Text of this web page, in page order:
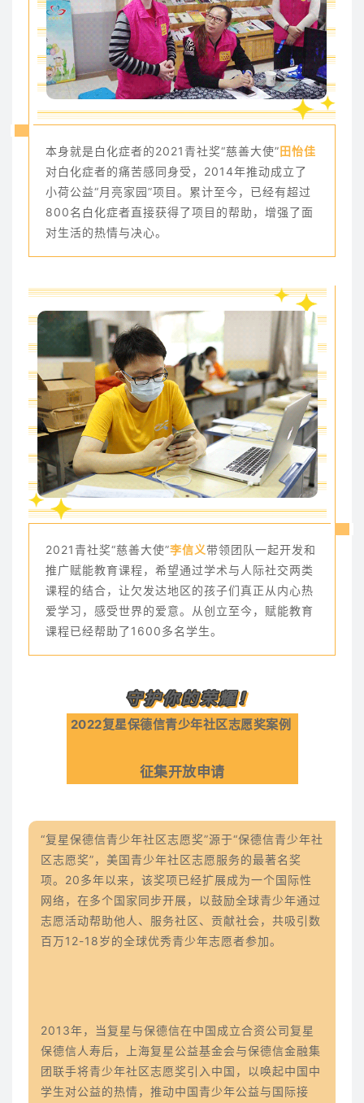
本身就是白化症者的2021青社奖“慈善大使”田怡佳
对白化症者的痛苦感同身受，2014年推动成立了
小荷公益“月亮家园”项目。累计至今，已经有超过
800名白化症者直接获得了项目的帮助，增强了面
对生活的热情与决心。
2021青社奖“慈善大使”李信义带领团队一起开发和
推广赋能教育课程，希望通过学术与人际社交两类
课程的结合，让欠发达地区的孩子们真正从内心热
爱学习，感受世界的爱意。从创立至今，赋能教育
课程已经帮助了1600多名学生。
守护你的荣耀！
2022复星保德信青少年社区志愿奖案例
征集开放申请
“复星保德信青少年社区志愿奖”源于“保德信青少年社
区志愿奖”，美国青少年社区志愿服务的最著名奖
项。20多年以来，该奖项已经扩展成为一个国际性
网络，在多个国家同步开展，以鼓励全球青少年通过
志愿活动帮助他人、服务社区、贡献社会，共吸引数
百万12-18岁的全球优秀青少年志愿者参加。
2013年，当复星与保德信在中国成立合资公司复星
保德信人寿后，上海复星公益基金会与保德信金融集
团联手将青少年社区志愿奖引入中国，以唤起中国中
学生对公益的热情，推动中国青少年公益与国际接